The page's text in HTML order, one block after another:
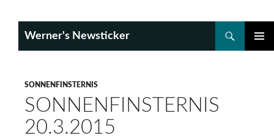
Werner's Newsticker
SONNENFINSTERNIS
SONNENFINSTERNIS
20.3.2015